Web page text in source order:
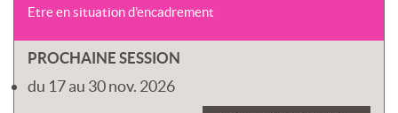
Etre en situation d'encadrement
PROCHAINE SESSION
du 17 au 30 nov. 2026